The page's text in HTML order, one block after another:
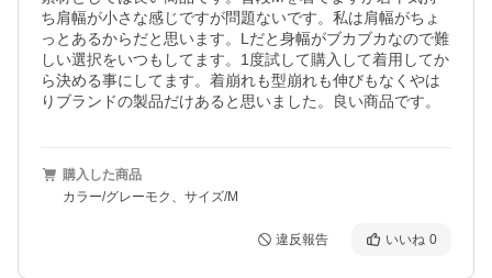
ち肩幅が小さな感じですが問題ないです。私は肩幅がちょ
っとあるからだと思います。Lだと身幅がブカブカなので難
しい選択をいつもしてます。1度試して購入して着用してか
ら決める事にしてます。着崩れも型崩れも伸びもなくやは
りブランドの製品だけあると思いました。良い商品です。
購入した商品
カラー/グレーモク、サイズ/M
違反報告 いいね 0